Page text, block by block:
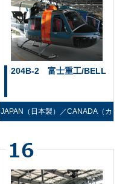
204B-2 富士重工/BELL
JAPAN（日本製）／CANADA（カ